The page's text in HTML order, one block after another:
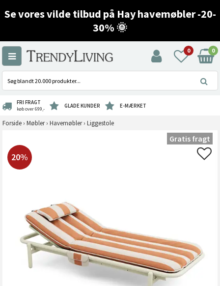
Se vores vilde tilbud på Hay havemøbler -20-
30% 🌞
0 0
FRI FRAGT
køb over 699,- GLADE KUNDER E-MÆRKET
Forside › Møbler› Havemøbler› Liggestole
20%
Gratis fragt